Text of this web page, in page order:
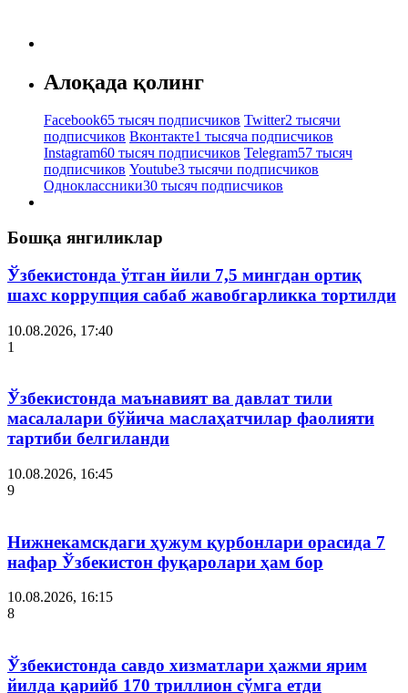
Алоқада қолинг
Facebook65 тысяч подписчиков Twitter2 тысячи
подписчиков Вконтакте1 тысяча подписчиков
Instagram60 тысяч подписчиков Telegram57 тысяч
подписчиков Youtube3 тысячи подписчиков
Одноклассники30 тысяч подписчиков
Бошқа янгиликлар
Ўзбекистонда ўтган йили 7,5 мингдан ортиқ
шахс коррупция сабаб жавобгарликка тортилди
10.08.2026, 17:40
1
Ўзбекистонда маънавият ва давлат тили
масалалари бўйича маслаҳатчилар фаолияти
тартиби белгиланди
10.08.2026, 16:45
9
Нижнекамскдаги ҳужум қурбонлари орасида 7
нафар Ўзбекистон фуқаролари ҳам бор
10.08.2026, 16:15
8
Ўзбекистонда савдо хизматлари ҳажми ярим
йилда қарийб 170 триллион сўмга етди